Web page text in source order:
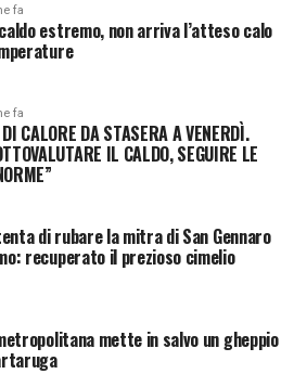
fa
estremo, non arriva l’atteso calo
fa
DI CALORE DA STASERA A VENERDÌ.
IL CALDO, SEGUIRE LE
di rubare la mitra di San Gennaro
recuperato il prezioso cimelio
mette in salvo un gheppio